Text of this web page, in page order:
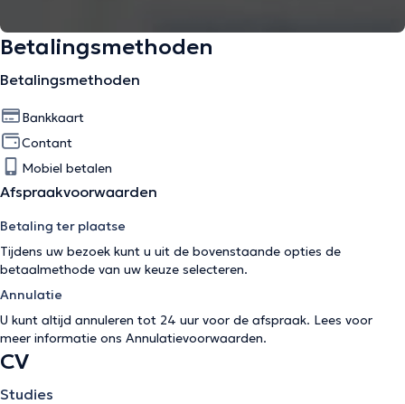
Betalingsmethoden
Betalingsmethoden
Bankkaart
Contant
Mobiel betalen
Afspraakvoorwaarden
Betaling ter plaatse
Tijdens uw bezoek kunt u uit de bovenstaande opties de
betaalmethode van uw keuze selecteren.
Annulatie
U kunt altijd annuleren tot 24 uur voor de afspraak. Lees voor
meer informatie ons Annulatievoorwaarden.
CV
Studies